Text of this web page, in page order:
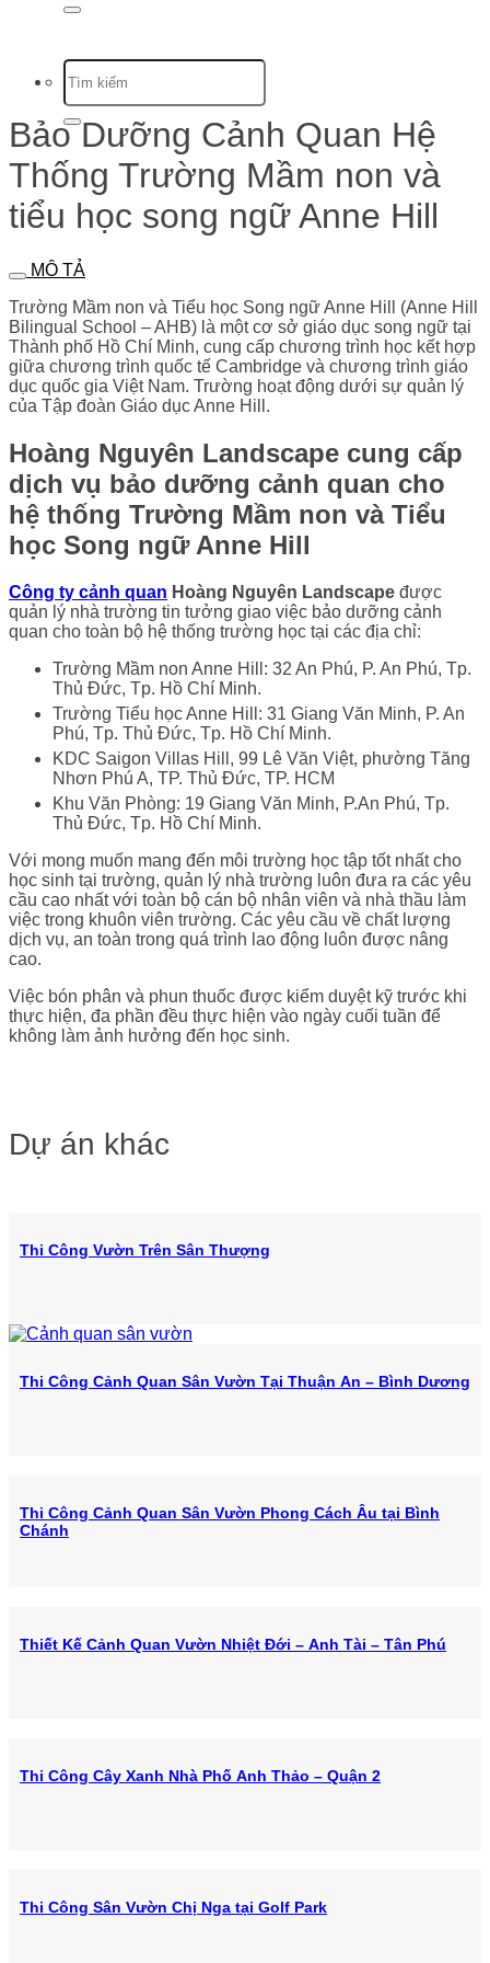
Bảo Dưỡng Cảnh Quan Hệ
Thống Trường Mầm non và
tiểu học song ngữ Anne Hill
MÔ TẢ
Trường Mầm non và Tiểu học Song ngữ Anne Hill (Anne Hill
Bilingual School – AHB) là một cơ sở giáo dục song ngữ tại
Thành phố Hồ Chí Minh, cung cấp chương trình học kết hợp
giữa chương trình quốc tế Cambridge và chương trình giáo
dục quốc gia Việt Nam. Trường hoạt động dưới sự quản lý
của Tập đoàn Giáo dục Anne Hill.
Hoàng Nguyên Landscape cung cấp
dịch vụ bảo dưỡng cảnh quan cho
hệ thống Trường Mầm non và Tiểu
học Song ngữ Anne Hill
Công ty cảnh quan Hoàng Nguyên Landscape được
quản lý nhà trường tin tưởng giao việc bảo dưỡng cảnh
quan cho toàn bộ hệ thống trường học tại các địa chỉ:
Trường Mầm non Anne Hill: 32 An Phú, P. An Phú, Tp.
Thủ Đức, Tp. Hồ Chí Minh.
Trường Tiểu học Anne Hill: 31 Giang Văn Minh, P. An
Phú, Tp. Thủ Đức, Tp. Hồ Chí Minh.
KDC Saigon Villas Hill, 99 Lê Văn Việt, phường Tăng
Nhơn Phú A, TP. Thủ Đức, TP. HCM
Khu Văn Phòng: 19 Giang Văn Minh, P.An Phú, Tp.
Thủ Đức, Tp. Hồ Chí Minh.
Với mong muốn mang đến môi trường học tập tốt nhất cho
học sinh tại trường, quản lý nhà trường luôn đưa ra các yêu
cầu cao nhất với toàn bộ cán bộ nhân viên và nhà thầu làm
việc trong khuôn viên trường. Các yêu cầu về chất lượng
dịch vụ, an toàn trong quá trình lao động luôn được nâng
cao.
Việc bón phân và phun thuốc được kiểm duyệt kỹ trước khi
thực hiện, đa phần đều thực hiện vào ngày cuối tuần để
không làm ảnh hưởng đến học sinh.
Dự án khác
Thi Công Vườn Trên Sân Thượng
Thi Công Cảnh Quan Sân Vườn Tại Thuận An – Bình Dương
Thi Công Cảnh Quan Sân Vườn Phong Cách Âu tại Bình
Chánh
Thiết Kế Cảnh Quan Vườn Nhiệt Đới – Anh Tài – Tân Phú
Thi Công Cây Xanh Nhà Phố Anh Thảo – Quận 2
Thi Công Sân Vườn Chị Nga tại Golf Park